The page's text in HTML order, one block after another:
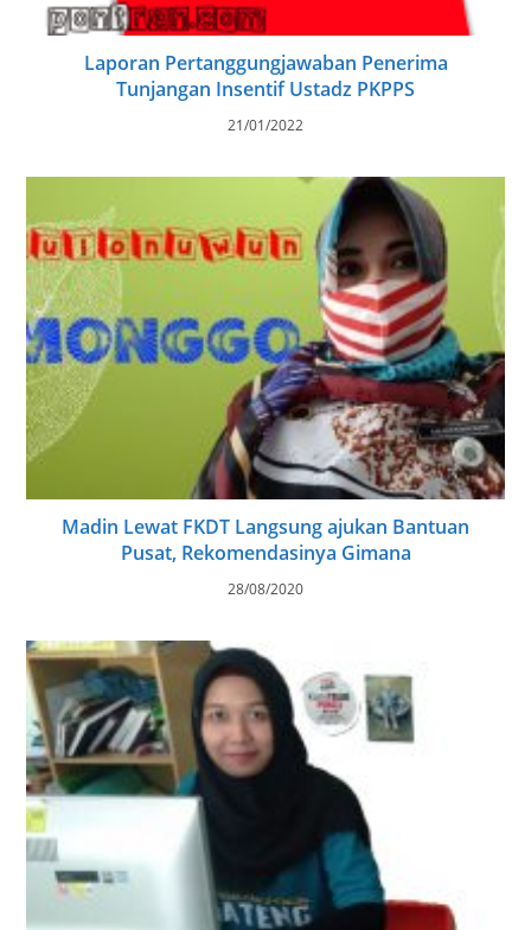
Laporan Pertanggungjawaban Penerima
Tunjangan Insentif Ustadz PKPPS
21/01/2022
Madin Lewat FKDT Langsung ajukan Bantuan
Pusat, Rekomendasinya Gimana
28/08/2020